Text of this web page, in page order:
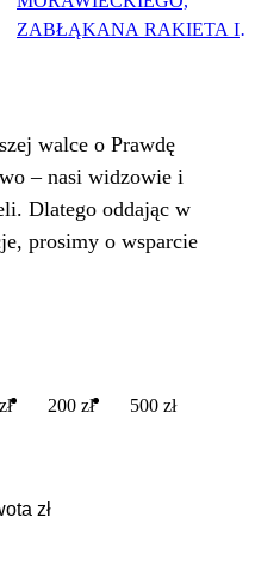
ZABŁĄKANA RAKIETA I
walce o Prawdę
– nasi widzowie i
Dlatego oddając w
prosimy o wsparcie
200 zł 500 zł